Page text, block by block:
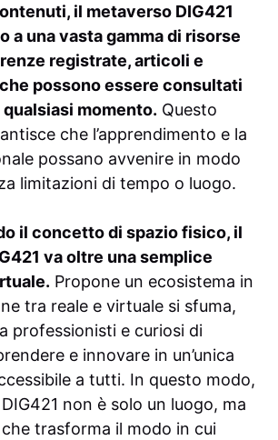
il metaverso DIG421
a una vasta gamma di risorse
registrate, articoli e
possono essere consultati
momento. Questo
che l’apprendimento e la
possano avvenire in modo
limitazioni di tempo o luogo.
il concetto di spazio fisico, il
va oltre una semplice
Propone un ecosistema in
tra reale e virtuale si sfuma,
professionisti e curiosi di
e innovare in un’unica
a tutti. In questo modo,
non è solo un luogo, ma
che trasforma il modo in cui